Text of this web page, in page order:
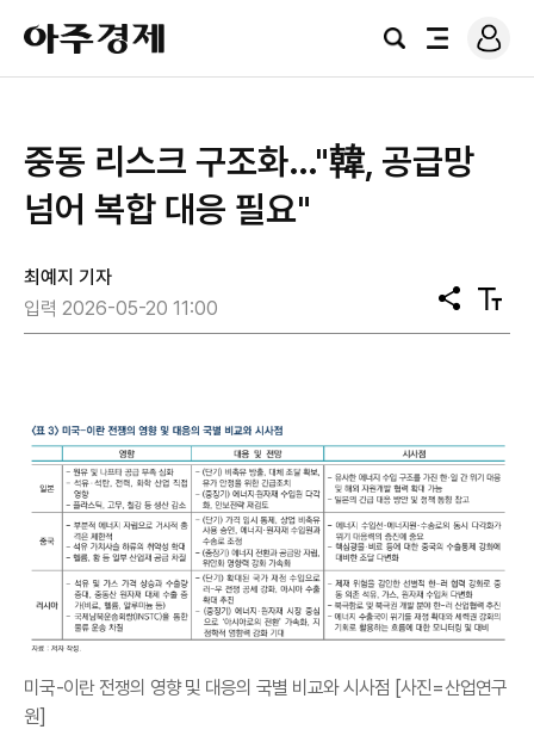
아
주
경
검
전
로
그
중동 리스크 구조화…"韓, 공급망
넘어 복합 대응 필요"
최예지 기자
입력 2026-05-20 11:00
공
유
텍
스
미국-이란 전쟁의 영향 및 대응의 국별 비교와 시사점 [사진=산업연구
원]